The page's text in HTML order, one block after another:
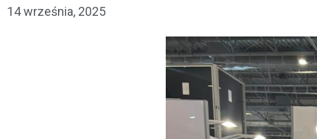
14 września, 2025